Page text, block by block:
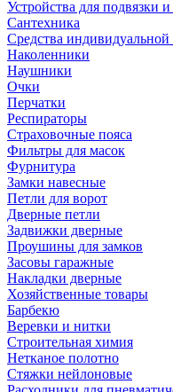
Устройства для подвязки
Сантехника
Средства
Наколенники
Наушники
Очки
Перчатки
Респираторы
Страховочные пояса
Фильтры для масок
Фурнитура
Замки навесные
Петли для ворот
Дверные петли
Задвижки дверные
Проушины для замков
Засовы гаражные
Накладки дверные
Хозяйственные товары
Барбекю
Веревки и нитки
Строительная химия
Нетканое полотно
Стяжки нейлоновые